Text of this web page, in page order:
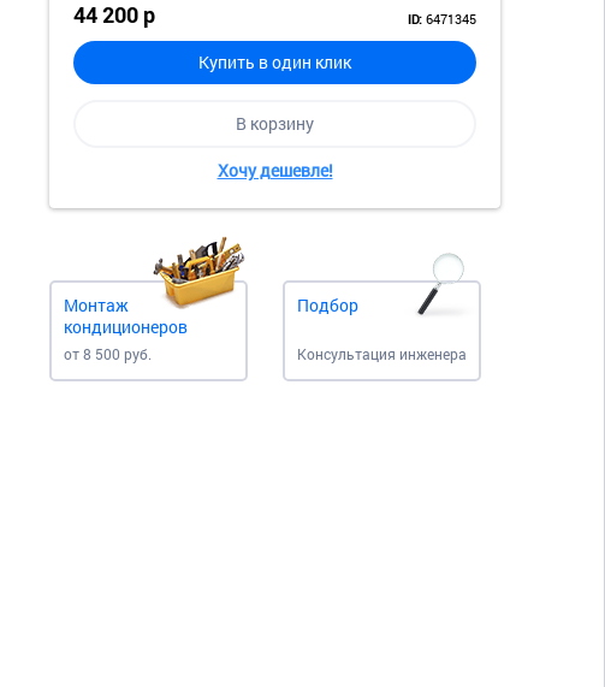
44 200 р ID: 6471345
Купить в один клик
В корзину
Хочу дешевле!
Монтаж
кондиционеров
от 8 500 руб.
Подбор
Консультация инженера